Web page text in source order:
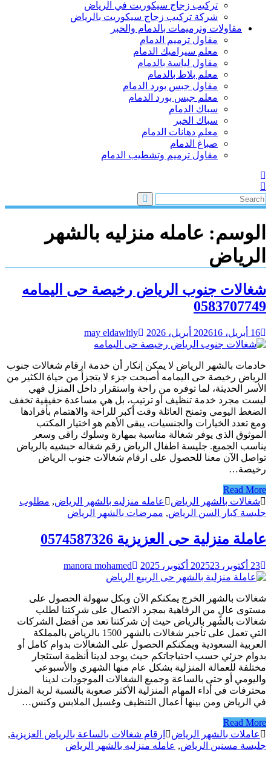
تركيب زجاج سيكوريت في الرياض
شركة تركيب زجاج سيكوريت بالرياض
مقاولات وترميمات بالدمام والخبر
مقاول ترميم الدمام
معلم سيراميك الدمام
مقاول لياسة بالدمام
معلم بلاط بالدمام
مقاول جبس بورد الدمام
معلم جبس بورد الدمام
سباك الدمام
سباك الخبر
معلم دهانات الدمام
صباغ الدمام
مقاول ترميم وتشطيب الدمام
الوسم: عامله منزليه بالشهر
الرياض
شغالات جنوب الرياض رخيصة حى اليمامه
0583707749
16 أبريل، 2026 16 أبريل، 2026 may eldawltly
خادمات بالشهر الرياض لا يمكن إنكار أن خدمة ارقام شغالات جنوب
الرياض رخيصة حى اليمامه أصبحت جزء لا يتجزأ من حياة الكثير من
الأسر الحديثة، لما توفره من راحة واستقرار داخل المنزل فهي
ليست مجرد خدمة تنظيف أو ترتيب، بل هي مساعدة حقيقية تخفف
الضغط اليومي وتمنح العائلة وقت أكبر للراحة والاهتمام بأفرادها
ومع تعدد الخيارات والجنسيات، يبقى الأهم هو اختيار المكتب
الموثوق الذي يوفر شغالة مناسبة بمهارة وسلوك راقي وسعر
يناسب الجميع. جليسة اطفال الرياض رقم شغاله حبشيه بالرياض
تواصل الآن معنا للحصول على ارقام شغالات جنوب الرياض
رخيصة…
Read More
شغالات بالشهر الرياض
عامله منزليه بالشهر الرياض, مطلوب
جليسة كبار السن الرياض, ممرضات بالشهر الرياض
عاملة منزلية حى العزيزية 0574587326
23 أكتوبر، 2025 23 أكتوبر، 2025 manora mohamed
شغالات بالشهر الخرج يمكنكم الآن وبكل سهولة الحصول على
مستوى عالٍ من الرفاهية بمجرد الاتصال على شركتنا لطلب
شغالات بالشهر بالرياض حيث إن شركتنا تعد من أفضل الشركات
التي تعمل على تأجير شغالات بالشهر 1500 بالرياض بالمملكة
العربية السعودية ويمكنكم الحصول على الشغالات بدوام كامل أو
بدوام جزئي حسب احتياجاتكم حيث يوجد لدينا أنظمة استئجار
مختلفة للعمالة المنزلية بشكل عام منها الشهري والأسبوعي
واليومي أو حتى بالساعة وجميع الشغالات الموجودات لدينا
محترفات في أداء المهام المنزلية الأكثر صعوبة بالنسبة لربة المنزل
في الرياض ومن بينها أعمال التنظيف وغسيل الملابس وكنس…
Read More
عاملات بالشهر الرياض
ارقام شغالات بالساعة بالرياض العزيزية,
جليسة مسنين الرياض, عامله منزليه بالشهر الرياض